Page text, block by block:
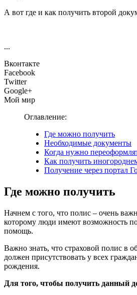
А вот где и как получить второй
...
Вконтакте
Facebook
Twitter
Google+
Мой мир
Оглавление:
Где можно получить
Необходимые документы
Когда нужно
Как получить
Получение через портал
Где можно получить
Начнем с того, что полис – очень
которому люди имеют возможность
помощь.
Важно знать, что страховой полис в
должен присутствовать у всех
рождения.
Для того, чтобы получить данный